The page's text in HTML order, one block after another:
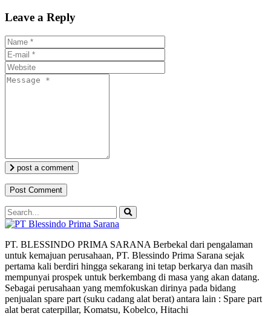
Leave a Reply
post a comment
PT. BLESSINDO PRIMA SARANA Berbekal dari pengalaman
untuk kemajuan perusahaan, PT. Blessindo Prima Sarana sejak
pertama kali berdiri hingga sekarang ini tetap berkarya dan masih
mempunyai prospek untuk berkembang di masa yang akan datang.
Sebagai perusahaan yang memfokuskan dirinya pada bidang
penjualan spare part (suku cadang alat berat) antara lain : Spare part
alat berat caterpillar, Komatsu, Kobelco, Hitachi